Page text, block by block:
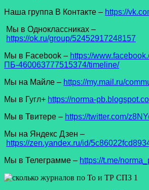
Наша группа В Контакте – https://
Мы в Одноклассниках –
https://ok.ru/group/52452917248157
Мы в Facеbook – https://
ПБ-460063777515374/timeline/
Мы на Майле – https://my.mail.ru/
Мы в Гугл+ https://norma-
Мы в Твитере – https://twitter.com/
Мы на Яндекс Дзен –
https://zen.yandex.ru/id/
Мы в Телеграмме – https://t.me/